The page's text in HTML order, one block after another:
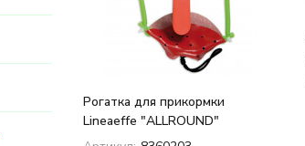
Рогатка для прикормки
Lineaeffe "ALLROUND"